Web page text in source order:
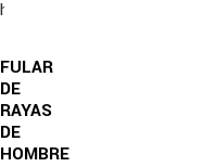
FULAR
DE
RAYAS
DE
HOMBRE